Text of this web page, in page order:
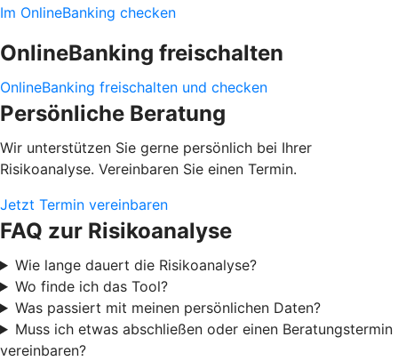
Im OnlineBanking checken
OnlineBanking freischalten
OnlineBanking freischalten und checken
Persönliche Beratung
Wir unterstützen Sie gerne persönlich bei Ihrer
Risikoanalyse. Vereinbaren Sie einen Termin.
Jetzt Termin vereinbaren
FAQ zur Risikoanalyse
Wie lange dauert die Risikoanalyse?
Wo finde ich das Tool?
Was passiert mit meinen persönlichen Daten?
Muss ich etwas abschließen oder einen Beratungstermin
vereinbaren?